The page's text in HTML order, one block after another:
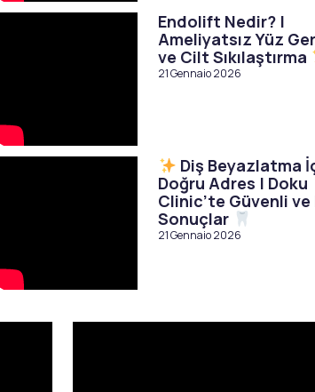
Endolift Nedir? |
Ameliyatsız Yüz
ve Cilt Sıkılaştırma
21 Gennaio 2026
Diş Beyazlatma
Doğru Adres | Doku
Clinic’te Güvenli
Sonuçlar
21 Gennaio 2026